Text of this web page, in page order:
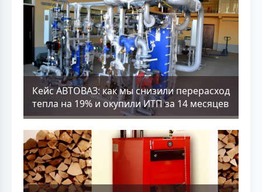
Кейс АВТОВАЗ: как мы снизили перерасход
тепла на 19% и окупили ИТП за 14 месяцев